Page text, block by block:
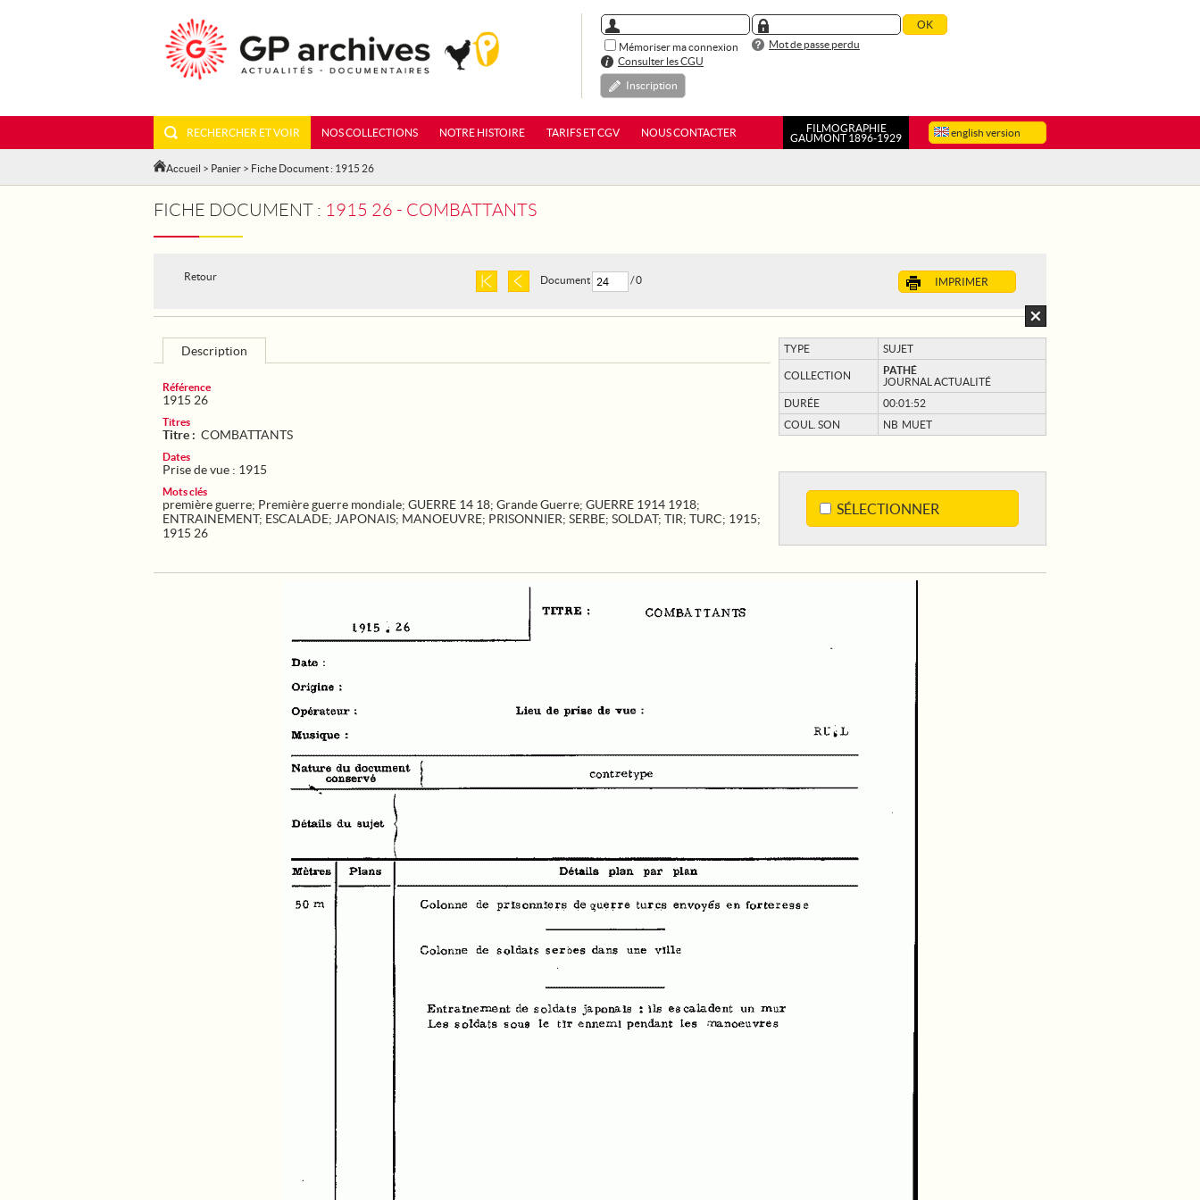
Mémoriser ma connexion
Mot de passe perdu
Consulter les CGU
Inscription
english version
RECHERCHER ET VOIR NOS COLLECTIONS NOTRE HISTOIRE TARIFS ET CGV NOUS CONTACTER
FILMOGRAPHIE
GAUMONT 1896-1929
Accueil > Panier > Fiche Document : 1915 26
FICHE DOCUMENT : 1915 26 - COMBATTANTS
Retour IMPRIMER
Document / 0
TYPE SUJET
COLLECTION
PATHÉ
JOURNAL ACTUALITÉ
DURÉE
00:01:52
COUL. SON
NB MUET
SÉLECTIONNER
Description
Référence
1915 26
Titres
Titre : COMBATTANTS
Dates
Prise de vue : 1915
Mots clés
première guerre; Première guerre mondiale; GUERRE 14 18; Grande Guerre; GUERRE 1914 1918;
ENTRAINEMENT; ESCALADE; JAPONAIS; MANOEUVRE; PRISONNIER; SERBE; SOLDAT; TIR; TURC; 1915;
1915 26